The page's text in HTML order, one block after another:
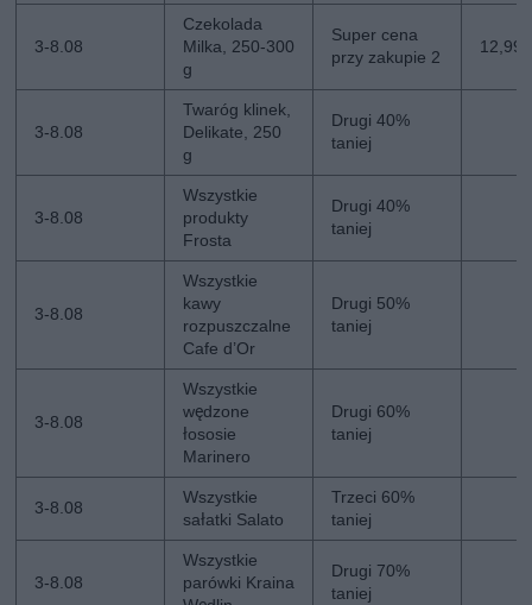
3-8.08
Czekolada
Milka, 250-300
g
Super cena
przy zakupie 2
12,99
3-8.08
Twaróg klinek,
Delikate, 250
g
Drugi 40%
taniej
3-8.08
Wszystkie
produkty
Frosta
Drugi 40%
taniej
3-8.08
Wszystkie
kawy
rozpuszczalne
Cafe d’Or
Drugi 50%
taniej
3-8.08
Wszystkie
wędzone
łososie
Marinero
Drugi 60%
taniej
3-8.08
Wszystkie
sałatki Salato
Trzeci 60%
taniej
3-8.08
Wszystkie
parówki Kraina
Drugi 70%
taniej